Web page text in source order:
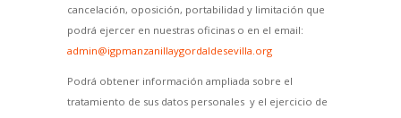
cancelación, oposición, portabilidad y limitación que
podrá ejercer en nuestras oficinas o en el email:
admin@igpmanzanillaygordaldesevilla.org
Podrá obtener información ampliada sobre el
tratamiento de sus datos personales y el ejercicio de